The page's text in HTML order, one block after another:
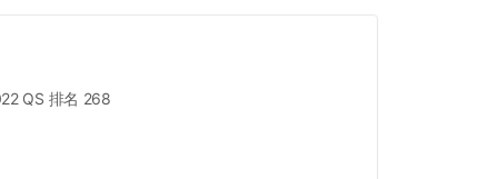
QS 排名 268